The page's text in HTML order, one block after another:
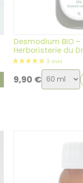
Desmodium BIO
Herboristerie du
9,90 €Choix
de